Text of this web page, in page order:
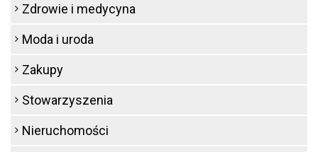
Zdrowie i medycyna
Moda i uroda
Zakupy
Stowarzyszenia
Nieruchomości